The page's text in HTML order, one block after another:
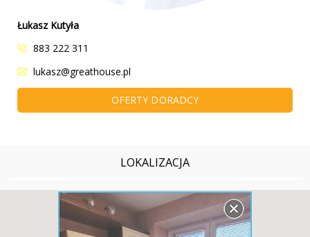
Łukasz Kutyła
883 222 311
lukasz@greathouse.pl
OFERTY DORADCY
LOKALIZACJA